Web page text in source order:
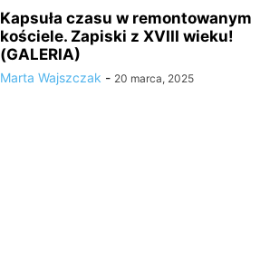
Kapsuła czasu w remontowanym
kościele. Zapiski z XVIII wieku!
(GALERIA)
Marta Wajszczak - 20 marca, 2025